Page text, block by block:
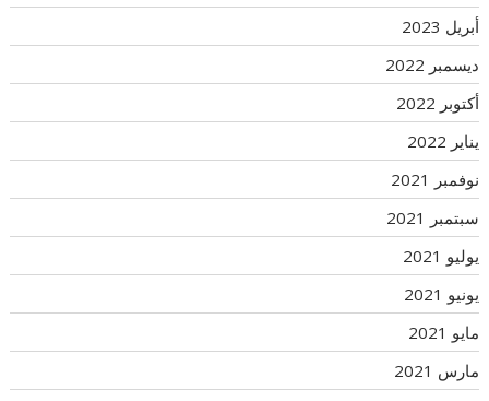
أبريل 2023
ديسمبر 2022
أكتوبر 2022
يناير 2022
نوفمبر 2021
سبتمبر 2021
يوليو 2021
يونيو 2021
مايو 2021
مارس 2021